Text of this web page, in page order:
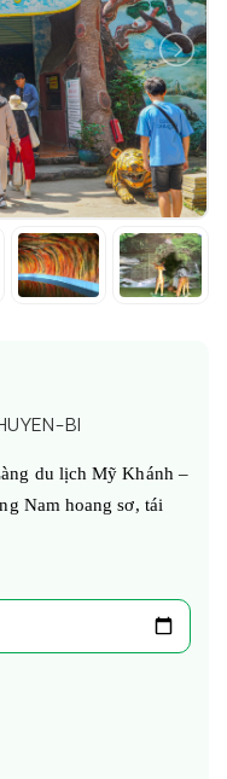
BI
du lịch Mỹ Khánh –
Nam hoang sơ, tái